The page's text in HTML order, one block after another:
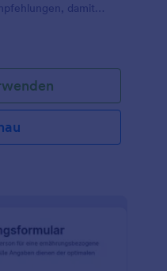
damit
können.